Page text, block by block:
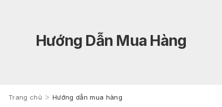
Hướng Dẫn Mua Hàng
Trang chủ > Hướng dẫn mua hàng